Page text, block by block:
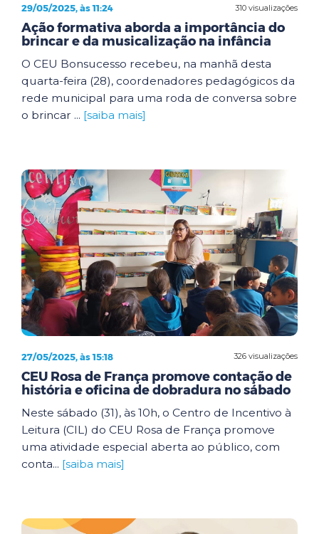
310 visualizações
29/05/2025, às 11:24
Ação formativa aborda a importância do
brincar e da musicalização na infância
O CEU Bonsucesso recebeu, na manhã desta
quarta-feira (28), coordenadores pedagógicos da
rede municipal para uma roda de conversa sobre
o brincar ... [saiba mais]
326 visualizações
27/05/2025, às 15:18
CEU Rosa de França promove contação de
história e oficina de dobradura no sábado
Neste sábado (31), às 10h, o Centro de Incentivo à
Leitura (CIL) do CEU Rosa de França promove
uma atividade especial aberta ao público, com
conta... [saiba mais]